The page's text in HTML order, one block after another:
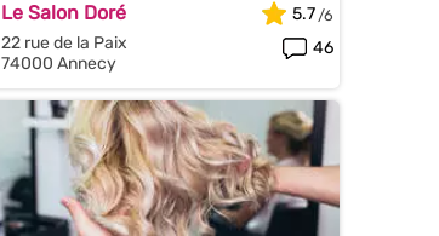
Le Salon Doré
22 rue de la Paix
74000 Annecy
5.7
46